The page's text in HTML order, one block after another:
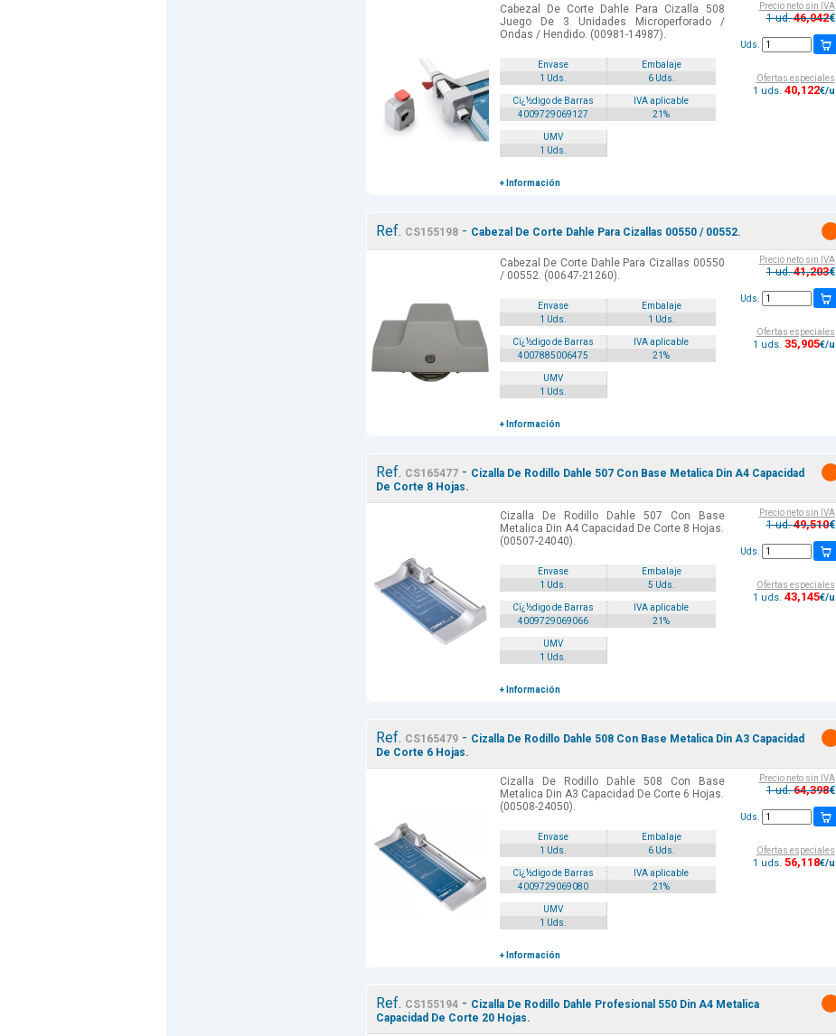
Cabezal De Corte Dahle Para Cizalla 508
Juego De 3 Unidades Microperforado /
Ondas / Hendido. (00981-14987).
Envase
Embalaje
1 Uds.
6 Uds.
Cï¿½digo de Barras
IVA aplicable
4009729069127
21%
UMV
1 Uds.
+ Información
Precio neto sin IVA
1 ud.46,042€
Uds.
Ofertas especiales
1 uds. 40,122€/u
Ref. CS155198- Cabezal De Corte Dahle Para Cizallas 00550 / 00552.
Cabezal De Corte Dahle Para Cizallas 00550
/ 00552. (00647-21260).
Envase
Embalaje
1 Uds.
1 Uds.
Cï¿½digo de Barras
IVA aplicable
4007885006475
21%
UMV
1 Uds.
+ Información
Precio neto sin IVA
1 ud.41,203€
Uds.
Ofertas especiales
1 uds. 35,905€/u
Ref. CS165477- Cizalla De Rodillo Dahle 507 Con Base Metalica Din A4 Capacidad
De Corte 8 Hojas.
Cizalla De Rodillo Dahle 507 Con Base
Metalica Din A4 Capacidad De Corte 8 Hojas.
(00507-24040).
Envase
Embalaje
1 Uds.
5 Uds.
Cï¿½digo de Barras
IVA aplicable
4009729069066
21%
UMV
1 Uds.
+ Información
Precio neto sin IVA
1 ud.49,510€
Uds.
Ofertas especiales
1 uds. 43,145€/u
Ref. CS165479- Cizalla De Rodillo Dahle 508 Con Base Metalica Din A3 Capacidad
De Corte 6 Hojas.
Cizalla De Rodillo Dahle 508 Con Base
Metalica Din A3 Capacidad De Corte 6 Hojas.
(00508-24050).
Envase
Embalaje
1 Uds.
6 Uds.
Cï¿½digo de Barras
IVA aplicable
4009729069080
21%
UMV
1 Uds.
+ Información
Precio neto sin IVA
1 ud.64,398€
Uds.
Ofertas especiales
1 uds. 56,118€/u
Ref. CS155194- Cizalla De Rodillo Dahle Profesional 550 Din A4 Metalica
Capacidad De Corte 20 Hojas.